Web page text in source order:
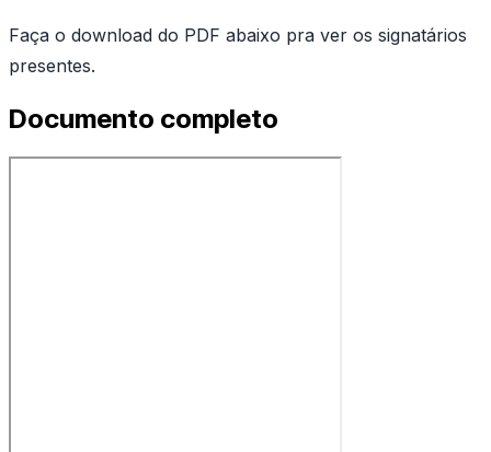
Faça o download do PDF abaixo pra ver os signatários
presentes.
Documento completo